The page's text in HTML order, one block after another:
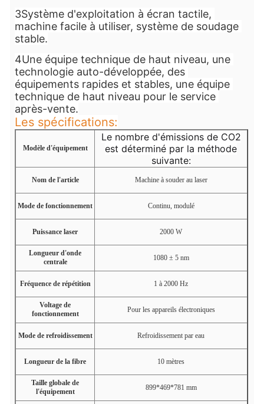
3Système d'exploitation à écran tactile,
machine facile à utiliser, système de soudage
stable.
4Une équipe technique de haut niveau, une
technologie auto-développée, des
équipements rapides et stables, une équipe
technique de haut niveau pour le service
après-vente.
Les spécifications:
Modèle d'équipement
Le nombre d'émissions de CO2
est déterminé par la méthode
suivante:
Nom de l'article Machine à souder au laser
Mode de fonctionnement Continu, modulé
Puissance laser 2000 W
Longueur d'onde
centrale
1080 ± 5 nm
Fréquence de répétition 1 à 2000 Hz
Voltage de
fonctionnement
Pour les appareils électroniques
Mode de refroidissement Refroidissement par eau
Longueur de la fibre 10 mètres
Taille globale de
l'équipement
899*469*781 mm